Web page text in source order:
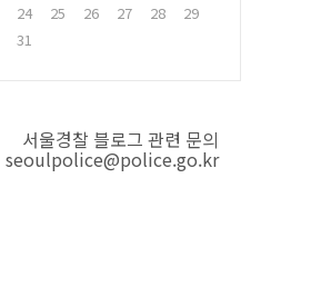
24 25 26 27 28
29
31
서울경찰 블로그 관련 문의
seoulpolice@police.go.kr